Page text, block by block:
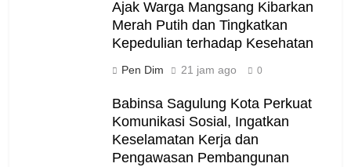
Ajak Warga Mangsang Kibarkan
Merah Putih dan Tingkatkan
Kepedulian terhadap Kesehatan
Pen Dim 21 jam ago 0
Babinsa Sagulung Kota Perkuat
Komunikasi Sosial, Ingatkan
Keselamatan Kerja dan
Pengawasan Pembangunan